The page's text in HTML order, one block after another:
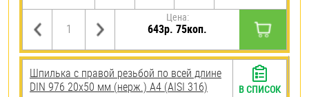
Цена:
643р. 75коп.
Шпилька с правой резьбой по всей длине
DIN 976 20х50 мм (нерж.) A4 (AISI 316)
В СПИСОК